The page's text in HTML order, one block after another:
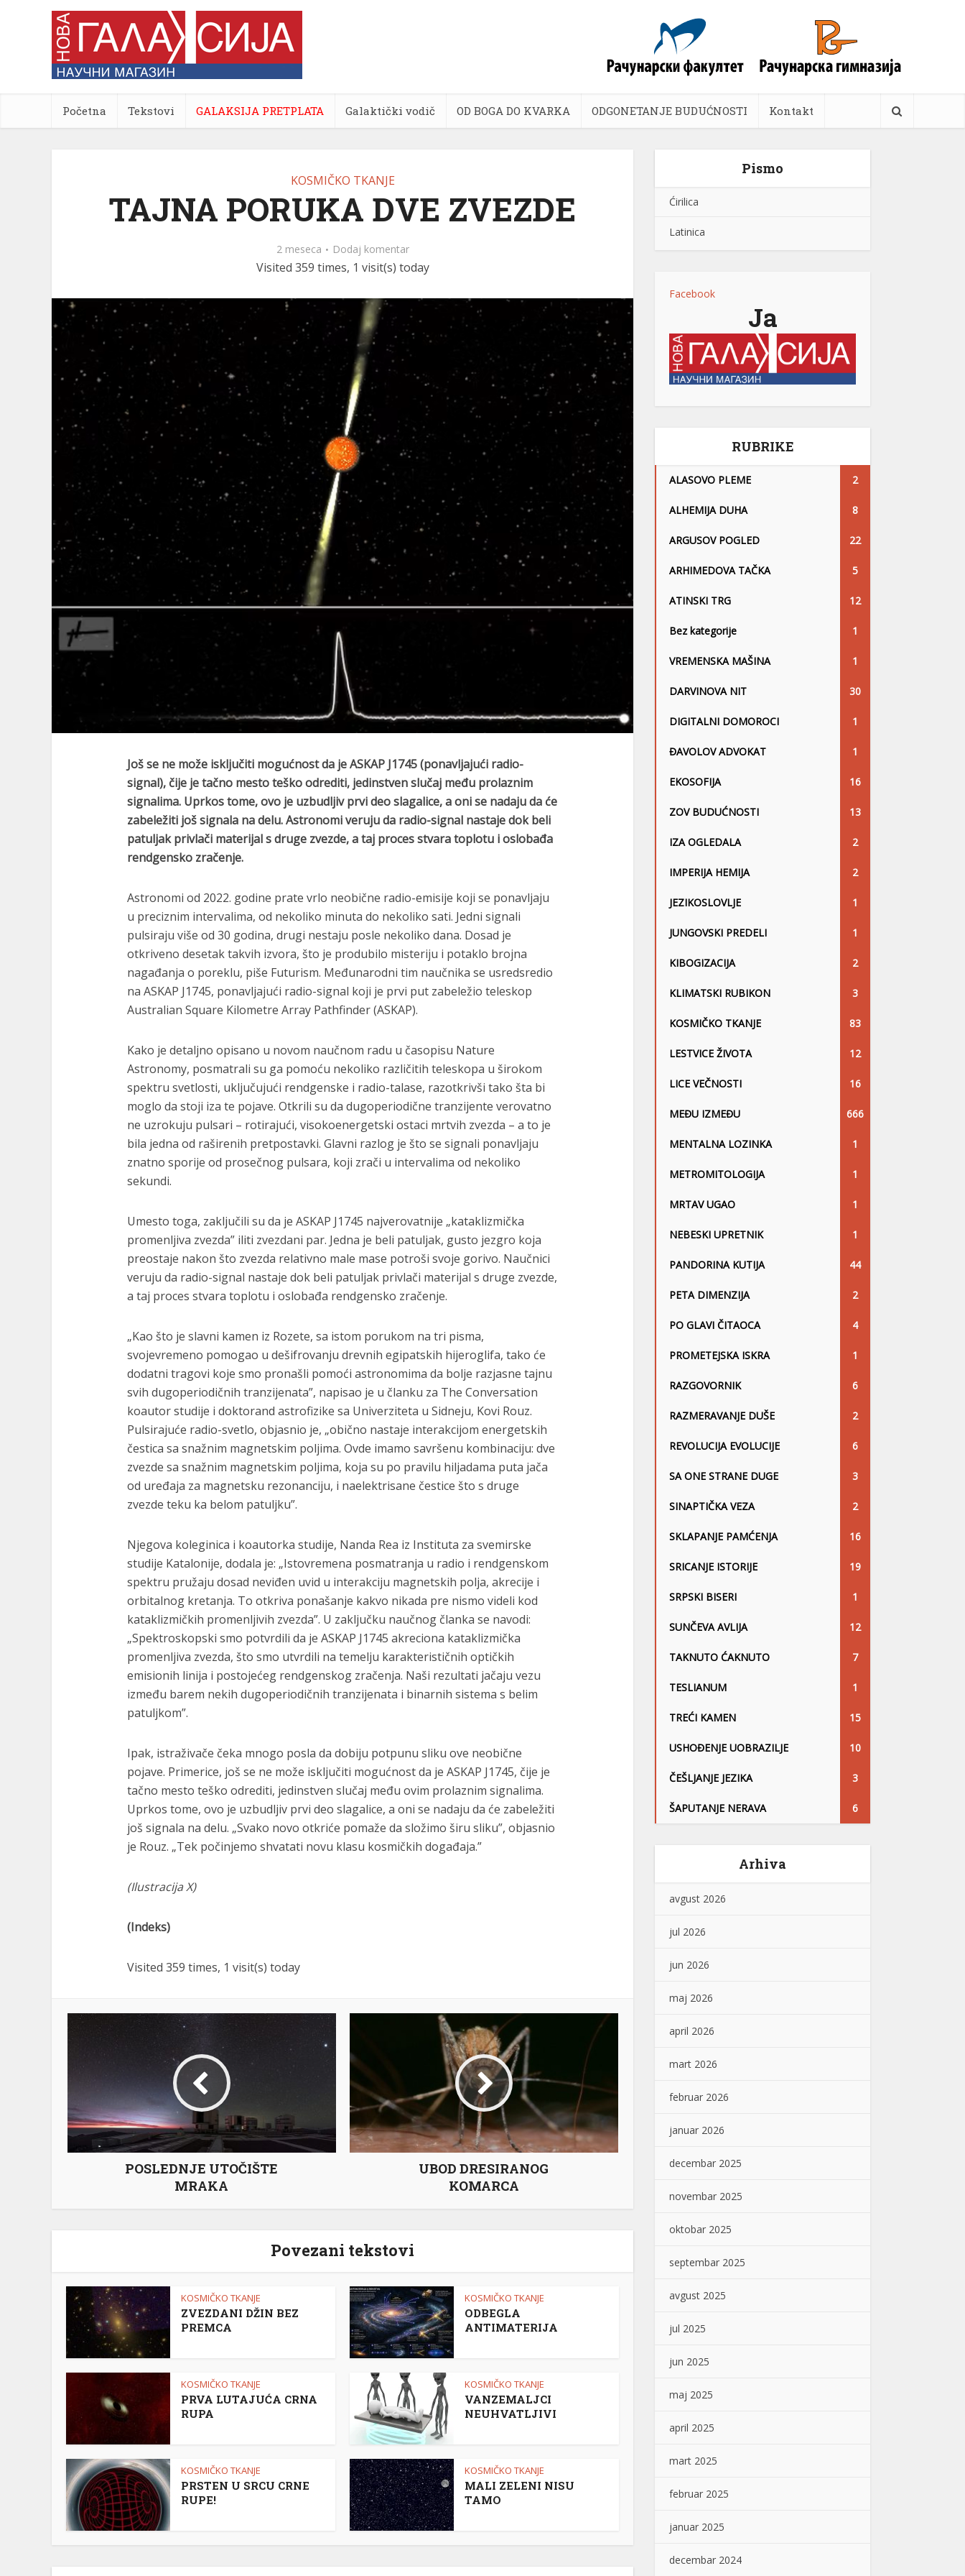
Početna Tekstovi GALAKSIJA PRETPLATA Galaktički vodič OD BOGA DO KVARKA ODGONETANJE BUDUĆNOSTI Kontakt
KOSMIČKO TKANJE
TAJNA PORUKA DVE ZVEZDE
2 meseca Dodaj komentar
Visited 359 times, 1 visit(s) today
Još se ne može isključiti mogućnost da je ASKAP J1745(ponavljajući radio-
signal), čije je tačno mesto teško odrediti, jedinstven slučaj među prolaznim
signalima. Uprkos tome, ovo je uzbudljiv prvi deo slagalice, a oni se nadaju da će
zabeležiti još signala na delu.Astronomiveruju da radio-signal nastaje dok beli
patuljak privlači materijal s druge zvezde, a taj proces stvara toplotu i oslobađa
rendgensko zračenje.
Astronomi od 2022. godine prate vrlo neobične radio-emisije koji se ponavljaju
u preciznim intervalima, od nekoliko minuta do nekoliko sati. Jedni signali
pulsiraju više od 30 godina, drugi nestaju posle nekoliko dana. Dosad je
otkriveno desetak takvih izvora, što je produbilo misteriju i potaklo brojna
nagađanja o poreklu, piše Futurism. Međunarodni tim naučnika se usredsredio
na ASKAP J1745, ponavljajući radio-signal koji je prvi put zabeležio teleskop
Australian Square Kilometre Array Pathfinder (ASKAP).
Kako je detaljno opisano u novom naučnom radu u časopisu Nature
Astronomy, posmatrali su ga pomoću nekoliko različitih teleskopa u širokom
spektru svetlosti, uključujući rendgenske i radio-talase, razotkrivši tako šta bi
moglo da stoji iza te pojave. Otkrili su da dugoperiodične tranzijente verovatno
ne uzrokuju pulsari – rotirajući, visokoenergetski ostaci mrtvih zvezda – a to je
bila jedna od raširenih pretpostavki. Glavni razlog je što se signali ponavljaju
znatno sporije od prosečnog pulsara, koji zrači u intervalima od nekoliko
sekundi.
Umesto toga, zaključili su da je ASKAP J1745 najverovatnije „kataklizmička
promenljiva zvezda” iliti zvezdani par. Jedna je beli patuljak, gusto jezgro koja
preostaje nakon što zvezda relativno male mase potroši svoje gorivo. Naučnici
veruju da radio-signal nastaje dok beli patuljak privlači materijal s druge zvezde,
a taj proces stvara toplotu i oslobađa rendgensko zračenje.
„Kao što je slavni kamen iz Rozete, sa istom porukom na tri pisma,
svojevremeno pomogao u dešifrovanju drevnih egipatskih hijeroglifa, tako će
dodatni tragovi koje smo pronašli pomoći astronomima da bolje razjasne tajnu
svih dugoperiodičnih tranzijenata”, napisao je u članku za The Conversation
koautor studije i doktorand astrofizike sa Univerziteta u Sidneju, Kovi Rouz.
Pulsirajuće radio-svetlo, objasnio je, „obično nastaje interakcijom energetskih
čestica sa snažnim magnetskim poljima. Ovde imamo savršenu kombinaciju: dve
zvezde sa snažnim magnetskim poljima, koja su po pravilu hiljadama puta jača
od uređaja za magnetsku rezonanciju, i naelektrisane čestice što s druge
zvezde teku ka belom patuljku”.
Njegova koleginica i koautorka studije, Nanda Rea iz Instituta za svemirske
studije Katalonije, dodala je: „Istovremena posmatranja u radio i rendgenskom
spektru pružaju dosad neviđen uvid u interakciju magnetskih polja, akrecije i
orbitalnog kretanja. To otkriva ponašanje kakvo nikada pre nismo videli kod
kataklizmičkih promenljivih zvezda”. U zaključku naučnog članka se navodi:
„Spektroskopski smo potvrdili da je ASKAP J1745 akreciona kataklizmička
promenljiva zvezda, što smo utvrdili na temelju karakterističnih optičkih
emisionih linija i postojećeg rendgenskog zračenja. Naši rezultati jačaju vezu
između barem nekih dugoperiodičnih tranzijenata i binarnih sistema s belim
patuljkom”.
Ipak, istraživače čeka mnogo posla da dobiju potpunu sliku ove neobične
pojave. Primerice, još se ne može isključiti mogućnost da je ASKAP J1745, čije je
tačno mesto teško odrediti, jedinstven slučaj među ovim prolaznim signalima.
Uprkos tome, ovo je uzbudljiv prvi deo slagalice, a oni se nadaju da će zabeležiti
još signala na delu. „Svako novo otkriće pomaže da složimo širu sliku”, objasnio
je Rouz. „Tek počinjemo shvatati novu klasu kosmičkih događaja.”
(Ilustracija X)
(Indeks)
Visited 359 times, 1 visit(s) today
POSLEDNJE UTOČIŠTE
MRAKA
UBOD DRESIRANOG
KOMARCA
Povezani tekstovi
KOSMIČKO TKANJE
ZVEZDANI DŽIN BEZ
PREMCA
KOSMIČKO TKANJE
ODBEGLA
ANTIMATERIJA
KOSMIČKO TKANJE
PRVA LUTAJUĆA CRNA
RUPA
KOSMIČKO TKANJE
VANZEMALJCI
NEUHVATLJIVI
KOSMIČKO TKANJE
PRSTEN U SRCU CRNE
RUPE!
KOSMIČKO TKANJE
MALI ZELENI NISU
TAMO
Pismo
Ćirilica
Latinica
Facebook
Ja
RUBRIKE
ALASOVO PLEME 2
ALHEMIJA DUHA 8
ARGUSOV POGLED 22
ARHIMEDOVA TAČKA 5
ATINSKI TRG 12
Bez kategorije 1
VREMENSKA MAŠINA 1
DARVINOVA NIT 30
DIGITALNI DOMOROCI 1
ĐAVOLOV ADVOKAT 1
EKOSOFIJA 16
ZOV BUDUĆNOSTI 13
IZA OGLEDALA 2
IMPERIJA HEMIJA 2
JEZIKOSLOVLJE 1
JUNGOVSKI PREDELI 1
KIBOGIZACIJA 2
KLIMATSKI RUBIKON 3
KOSMIČKO TKANJE 83
LESTVICE ŽIVOTA 12
LICE VEČNOSTI 16
MEĐU IZMEĐU 666
MENTALNA LOZINKA 1
METROMITOLOGIJA 1
MRTAV UGAO 1
NEBESKI UPRETNIK 1
PANDORINA KUTIJA 44
PETA DIMENZIJA 2
PO GLAVI ČITAOCA 4
PROMETEJSKA ISKRA 1
RAZGOVORNIK 6
RAZMERAVANJE DUŠE 2
REVOLUCIJA EVOLUCIJE 6
SA ONE STRANE DUGE 3
SINAPTIČKA VEZA 2
SKLAPANJE PAMĆENJA 16
SRICANJE ISTORIJE 19
SRPSKI BISERI 1
SUNČEVA AVLIJA 12
TAKNUTO ĆAKNUTO 7
TESLIANUM 1
TREĆI KAMEN 15
USHOĐENJE UOBRAZILJE 10
ČEŠLJANJE JEZIKA 3
ŠAPUTANJE NERAVA 6
Arhiva
avgust 2026
jul 2026
jun 2026
maj 2026
april 2026
mart 2026
februar 2026
januar 2026
decembar 2025
novembar 2025
oktobar 2025
septembar 2025
avgust 2025
jul 2025
jun 2025
maj 2025
april 2025
mart 2025
februar 2025
januar 2025
decembar 2024